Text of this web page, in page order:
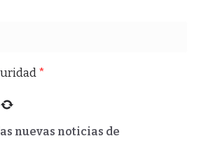
*
nuevas noticias de